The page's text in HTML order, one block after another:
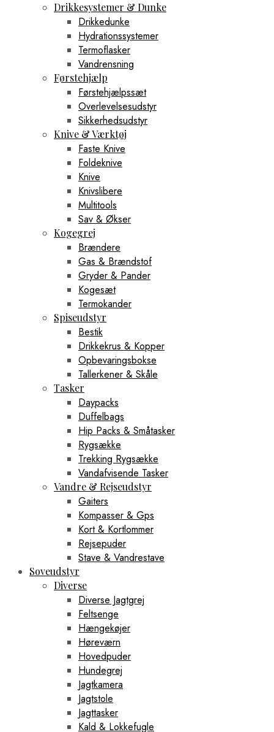
Drikkesystemer & Dunke
Drikkedunke
Hydrationssystemer
Termoflasker
Vandrensning
Førstehjælp
Førstehjælpssæt
Overlevelsesudstyr
Sikkerhedsudstyr
Knive & Værktøj
Faste Knive
Foldeknive
Knive
Knivslibere
Multitools
Sav & Økser
Kogegrej
Brændere
Gas & Brændstof
Gryder & Pander
Kogesæt
Termokander
Spiseudstyr
Bestik
Drikkekrus & Kopper
Opbevaringsbokse
Tallerkener & Skåle
Tasker
Daypacks
Duffelbags
Hip Packs & Småtasker
Rygsække
Trekking Rygsække
Vandafvisende Tasker
Vandre & Rejseudstyr
Gaiters
Kompasser & Gps
Kort & Kortlommer
Rejsepuder
Stave & Vandrestave
Soveudstyr
Diverse
Diverse Jagtgrej
Feltsenge
Hængekøjer
Høreværn
Hovedpuder
Hundegrej
Jagtkamera
Jagtstole
Jagttasker
Kald & Lokkefugle